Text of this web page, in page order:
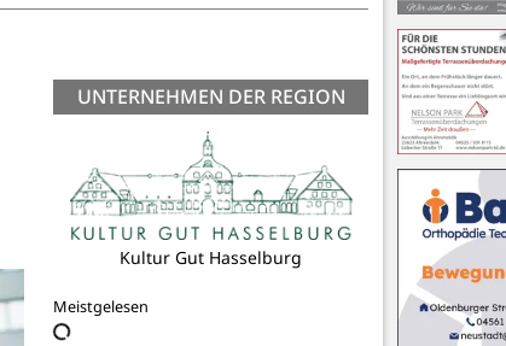
UNTERNEHMEN DER REGION
TSV Neustadt
Meistgelesen